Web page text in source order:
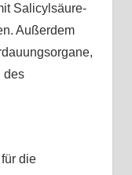
Salicylsäure-
Außerdem
des
die